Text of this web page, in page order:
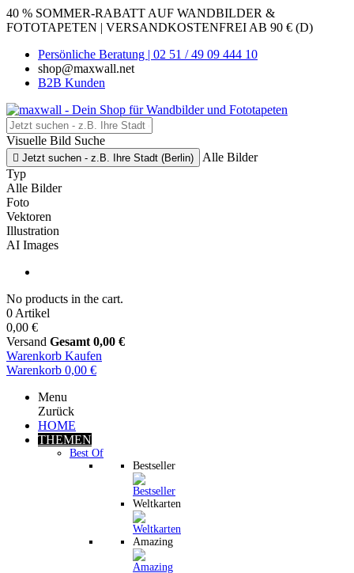
40 % SOMMER-RABATT AUF WANDBILDER &
FOTOTAPETEN | VERSANDKOSTENFREI AB 90 € (D)
Persönliche Beratung | 02 51 / 49 09 444 10
shop@maxwall.net
B2B Kunden
Visuelle Bild Suche
 Jetzt suchen - z.B. Ihre Stadt (Berlin)
Alle Bilder
Typ
Alle Bilder
Foto
Vektoren
Illustration
AI Images
No products in the cart.
0 Artikel
0,00 €
Versand Gesamt 0,00 €
Warenkorb Kaufen
Warenkorb 0,00 €
Menu
Zurück
HOME
THEMEN
Best Of
Bestseller
Weltkarten
Amazing